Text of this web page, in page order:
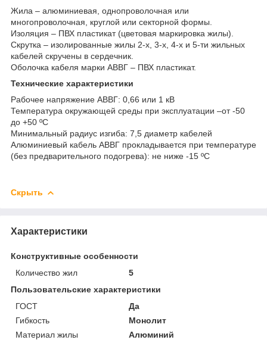
Жила – алюминиевая, однопроволочная или
многопроволочная, круглой или секторной формы.
Изоляция – ПВХ пластикат (цветовая маркировка жилы).
Скрутка – изолированные жилы 2-х, 3-х, 4-х и 5-ти жильных
кабелей скручены в сердечник.
Оболочка кабеля марки АВВГ – ПВХ пластикат.
Технические характеристики
Рабочее напряжение АВВГ: 0,66 или 1 кВ
Температура окружающей среды при эксплуатации –от -50
до +50 ºС
Минимальный радиус изгиба: 7,5 диаметр кабелей
Алюминиевый кабель АВВГ прокладывается при температуре
(без предварительного подогрева): не ниже -15 ºС
Скрыть
Характеристики
Конструктивные особенности
Количество жил
5
Пользовательские характеристики
ГОСТ
Да
Гибкость
Монолит
Материал жилы
Алюминий